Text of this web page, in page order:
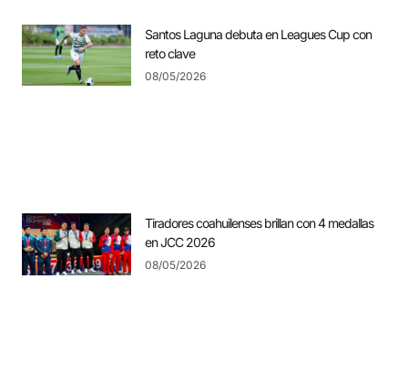
Santos Laguna debuta en Leagues Cup con
reto clave
08/05/2026
Tiradores coahuilenses brillan con 4 medallas
en JCC 2026
08/05/2026